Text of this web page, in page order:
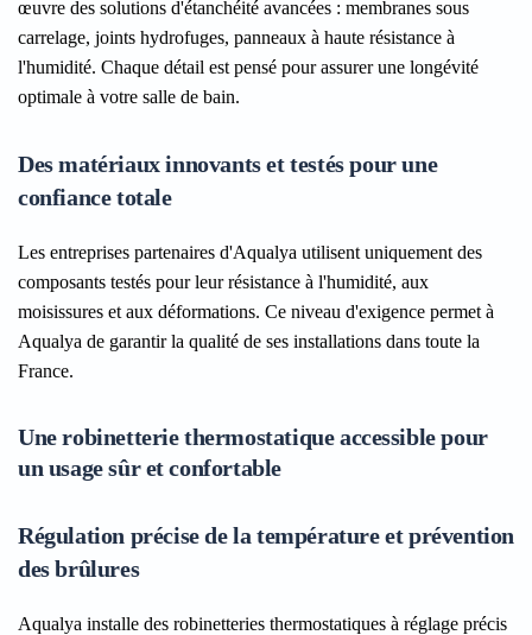
œuvre des solutions d'étanchéité avancées : membranes sous
carrelage, joints hydrofuges, panneaux à haute résistance à
l'humidité. Chaque détail est pensé pour assurer une longévité
optimale à votre salle de bain.
Des matériaux innovants et testés pour une
confiance totale
Les entreprises partenaires d'Aqualya utilisent uniquement des
composants testés pour leur résistance à l'humidité, aux
moisissures et aux déformations. Ce niveau d'exigence permet à
Aqualya de garantir la qualité de ses installations dans toute la
France.
Une robinetterie thermostatique accessible pour
un usage sûr et confortable
Régulation précise de la température et prévention
des brûlures
Aqualya installe des robinetteries thermostatiques à réglage précis